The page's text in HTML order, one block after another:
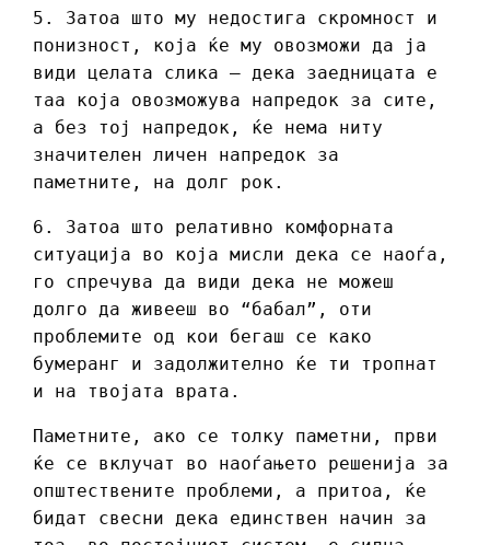
5. Затоа што му недостига скромност и
понизност, која ќе му овозможи да ја
види целата слика – дека заедницата е
таа која овозможува напредок за сите,
а без тој напредок, ќе нема ниту
значителен личен напредок за
паметните, на долг рок.
6. Затоа што релативно комфорната
ситуација во која мисли дека се наоѓа,
го спречува да види дека не можеш
долго да живееш во “бабал”, оти
проблемите од кои бегаш се како
бумеранг и задолжително ќе ти тропнат
и на твојата врата.
Паметните, ако се толку паметни, први
ќе се вклучат во наоѓањето решенија за
општествените проблеми, а притоа, ќе
бидат свесни дека единствен начин за